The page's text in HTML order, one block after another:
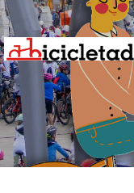
inicio
galería
actividades
santurtzi